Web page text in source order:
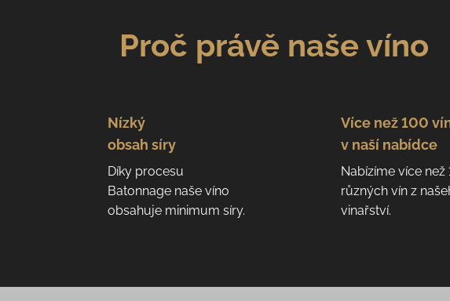
Proč právě naše víno
Nízký
obsah síry
Díky procesu
Batonnage naše víno
obsahuje minimum síry.
Více než 100
v naší nabídce
Nabízíme více než
různých vín z
vinařství.